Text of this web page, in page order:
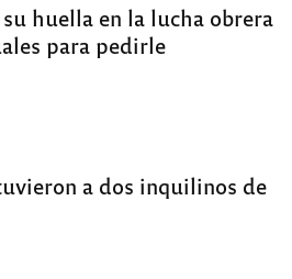
huella en la lucha obrera
para pedirle
a dos inquilinos de